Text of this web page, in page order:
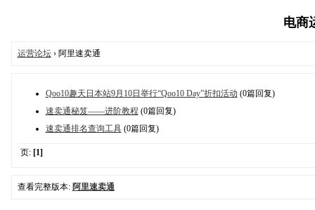
电商
运营论坛› 阿里速卖通
Qoo10趣天日本站9月10日举行“Qoo10 Day”折扣活动 (0篇回复)
速卖通秘笈——进阶教程 (0篇回复)
速卖通排名查询工具(0篇回复)
页: [1]
查看完整版本: 阿里速卖通